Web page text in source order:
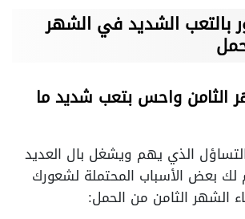
بالتعب الشديد في الشهر
الثامن واحس بتعب شديد ما
الذي يهم ويشغل بال العديد
بعض الأسباب المحتملة لشعورك
الشهر الثامن من الحمل: